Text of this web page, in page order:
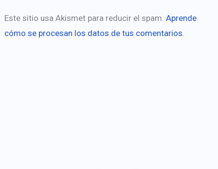
Este sitio usa Akismet para reducir el spam.Aprende
cómo se procesan los datos de tus comentarios.